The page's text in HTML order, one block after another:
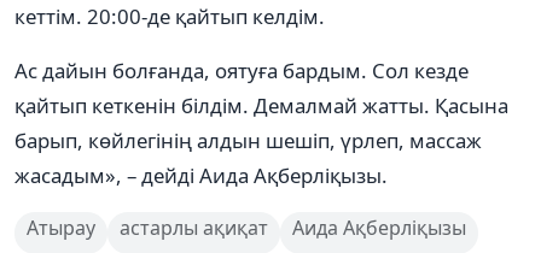
кеттім. 20:00-де қайтып келдім.
Ас дайын болғанда, оятуға бардым. Сол кезде
қайтып кеткенін білдім. Демалмай жатты. Қасына
барып, көйлегінің алдын шешіп, үрлеп, массаж
жасадым», – дейді Аида Ақберліқызы.
Атырау астарлы ақиқат
Аида Ақберліқызы